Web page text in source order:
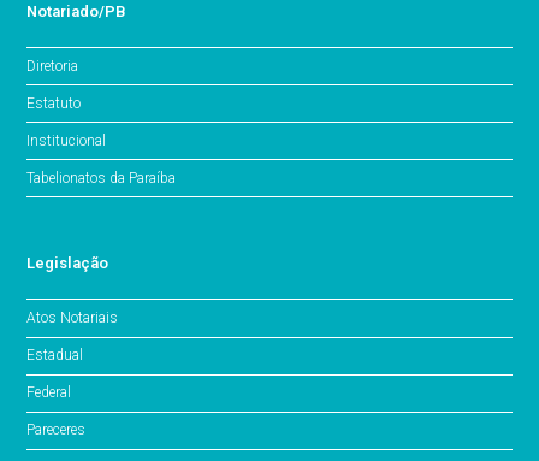
Notariado/PB
Diretoria
Estatuto
Institucional
Tabelionatos da Paraíba
Legislação
Atos Notariais
Estadual
Federal
Pareceres